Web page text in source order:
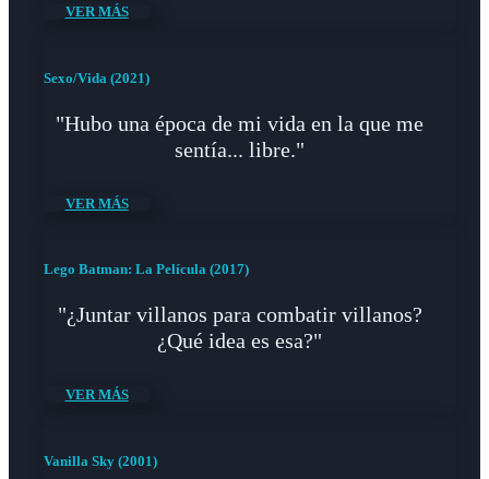
VER MÁS
Sexo/Vida (2021)
"Hubo una época de mi vida en la que me
sentía... libre."
VER MÁS
Lego Batman: La Película (2017)
"¿Juntar villanos para combatir villanos?
¿Qué idea es esa?"
VER MÁS
Vanilla Sky (2001)